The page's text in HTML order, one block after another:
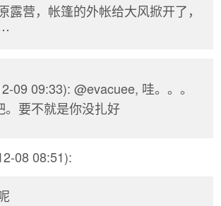
露营，帐篷的外帐给大风掀开了，
09 09:33): @evacuee, 哇。。。
。要不就是你没扎好
08 08:51):